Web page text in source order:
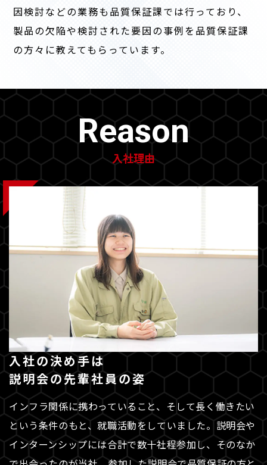
因検討などの業務も品質保証課では行っており、
製品の欠陥や検討された要因の事例を品質保証課
の方々に教えてもらっています。
Reason
入社理由
入社の決め手は
説明会の先輩社員の姿
インフラ関係に携わっていること、そして長く働きたい
という条件のもと、就職活動をしていました。説明会や
インターンシップには合計で数十社程参加し、そのなか